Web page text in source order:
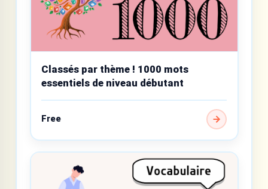
Classés par thème ! 1000 mots
essentiels de niveau débutant
Free